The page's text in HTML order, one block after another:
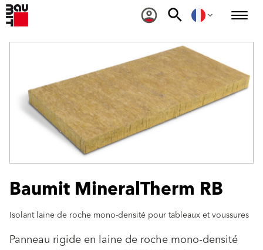
Baumit MineralTherm RB
Isolant laine de roche mono-densité pour tableaux et voussures
Panneau rigide en laine de roche mono-densité